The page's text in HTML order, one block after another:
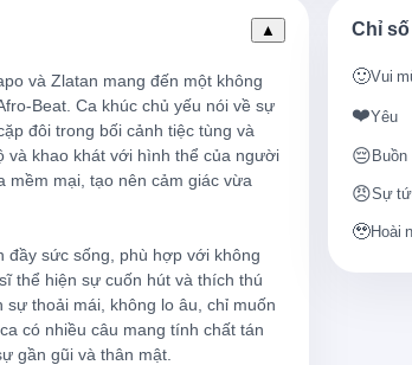
Martell đã làm mắt
Những cô gái xinh
Váy ngắn đã lọt vào
Mông to đã lọt vào
trance (Mm-hmm)
(Mm-hmm)
A'udhu billahi, em biết
Lai-lai
▲
Beat. Ca khúc chủ yếu nói về sự
đôi trong bối cảnh tiệc tùng và
khao khát với hình thể của người
mềm mại, tạo nên cảm giác vừa
sức sống, phù hợp với không
thể hiện sự cuốn hút và thích thú
thoải mái, không lo âu, chỉ muốn
có nhiều câu mang tính chất tán
gần gũi và thân mật.
Chỉ
🙂Vui
❤️Yêu
😔Buồn
😠Sự
🥹Hoài